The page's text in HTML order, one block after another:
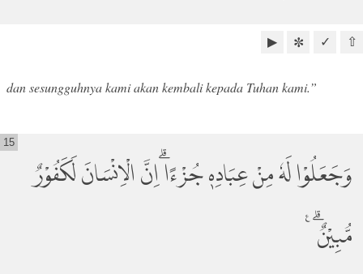
⇧
✓
✼
▶
dan sesungguhnya kami akan kembali kepada Tuhan kami.”
وَجَعَلُوْا لَهٗ مِنْ عِبَادِهٖ جُزْءًا ۗاِنَّ الْاِنْسَانَ لَكَفُوْرٌ
مُّبِيْنٌ ۗ ࣖ
15